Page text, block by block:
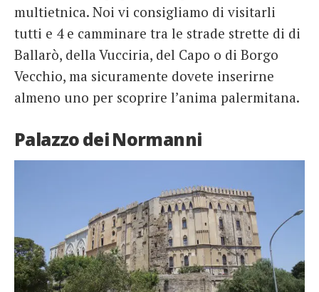
multietnica. Noi vi consigliamo di visitarli
tutti e 4 e camminare tra le strade strette di di
Ballarò, della Vucciria, del Capo o di Borgo
Vecchio, ma sicuramente dovete inserirne
almeno uno per scoprire l’anima palermitana.
Palazzo dei Normanni